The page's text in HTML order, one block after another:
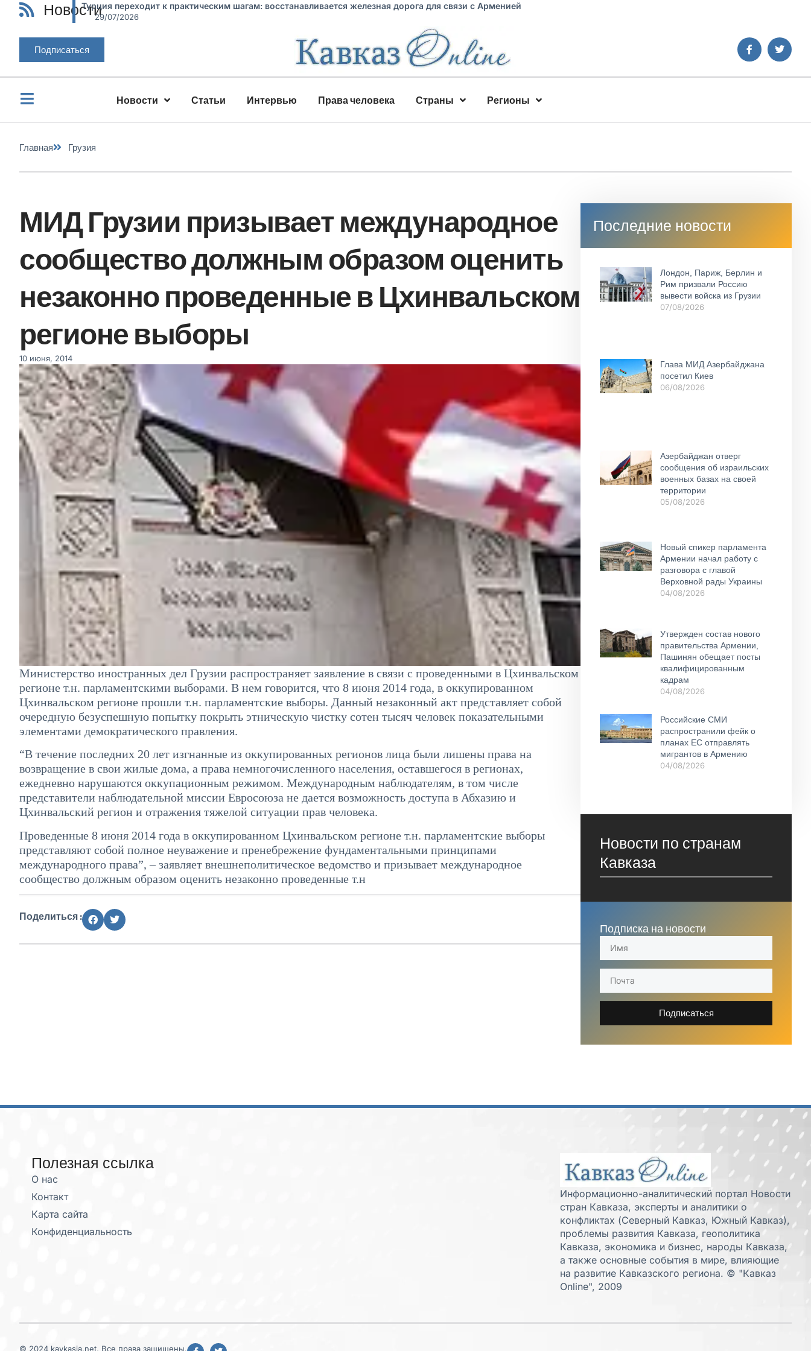
НовостиТурция переходит к практическим шагам: восстанавливается железная дорога для связи с Арменией
29/07/2026
Подписаться
Новости Статьи Интервью Права человека Страны Регионы
Главная Грузия
МИД Грузии призывает международное
сообщество должным образом оценить
незаконно проведенные в Цхинвальском
регионе выборы
10 июня, 2014
Министерство иностранных дел Грузии распространяет заявление в связи с проведенными в Цхинвальском
регионе т.н. парламентскими выборами. В нем говорится, что 8 июня 2014 года, в оккупированном
Цхинвальском регионе прошли т.н. парламентские выборы. Данный незаконный акт представляет собой
очередную безуспешную попытку покрыть этническую чистку сотен тысяч человек показательными
элементами демократического правления.
“В течение последних 20 лет изгнанные из оккупированных регионов лица были лишены права на
возвращение в свои жилые дома, а права немногочисленного населения, оставшегося в регионах,
ежедневно нарушаются оккупационным режимом. Международным наблюдателям, в том числе
представители наблюдательной миссии Евросоюза не дается возможность доступа в Абхазию и
Цхинвальский регион и отражения тяжелой ситуации прав человека.
Проведенные 8 июня 2014 года в оккупированном Цхинвальском регионе т.н. парламентские выборы
представляют собой полное неуважение и пренебрежение фундаментальными принципами
международного права”, – заявляет внешнеполитическое ведомство и призывает международное
сообщество должным образом оценить незаконно проведенные т.н
Поделиться :
Последние новости
Лондон, Париж, Берлин и
Рим призвали Россию
вывести войска из Грузии
07/08/2026
Глава МИД Азербайджана
посетил Киев
06/08/2026
Азербайджан отверг
сообщения об израильских
военных базах на своей
территории
05/08/2026
Новый спикер парламента
Армении начал работу с
разговора с главой
Верховной рады Украины
04/08/2026
Утвержден состав нового
правительства Армении,
Пашинян обещает посты
квалифицированным
кадрам
04/08/2026
Российские СМИ
распространили фейк о
планах ЕС отправлять
мигрантов в Армению
04/08/2026
Новости по странам
Кавказа
Подписка на новости
Подписаться
Полезная ссылка
О нас
Контакт
Карта сайта
Конфиденциальность
Информационно-аналитический портал Новости
стран Кавказа, эксперты и аналитики о
конфликтах (Северный Кавказ, Южный Кавказ),
проблемы развития Кавказа, геополитика
Кавказа, экономика и бизнес, народы Кавказа,
а также основные события в мире, влияющие
на развитие Кавказского региона. © "Кавказ
Online", 2009
© 2024 kavkasia.net, Все права защищены.